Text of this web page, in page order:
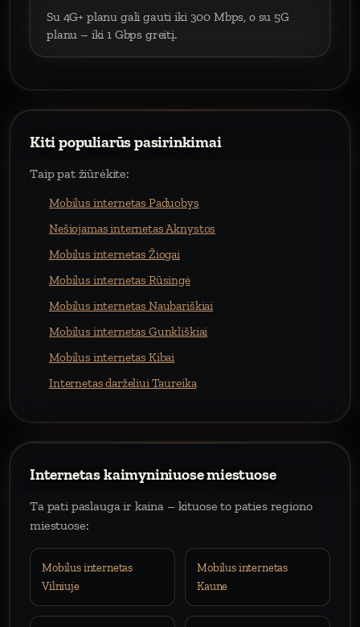
Su 4G+ planu gali gauti iki 300 Mbps, o su 5G
planu – iki 1 Gbps greitį.
Kiti populiarūs pasirinkimai
Taip pat žiūrėkite:
Mobilus internetas Paduobys
Nešiojamas internetas Aknystos
Mobilus internetas Žiogai
Mobilus internetas Rūsingė
Mobilus internetas Naubariškiai
Mobilus internetas Gunkliškiai
Mobilus internetas Kibai
Internetas darželiui Taureika
Internetas kaimyniniuose miestuose
Ta pati paslauga ir kaina – kituose to paties regiono
miestuose:
Mobilus internetas
Vilniuje
Mobilus internetas
Kaune